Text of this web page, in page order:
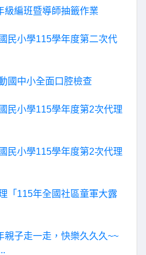
級編班暨導師抽籤作業
民小學115學年度第二次代
國中小全面口腔檢查
民小學115學年度第2次代理
民小學115學年度第2次代理
「115年全國社區童軍大露
親子走一走，快樂久久久~~